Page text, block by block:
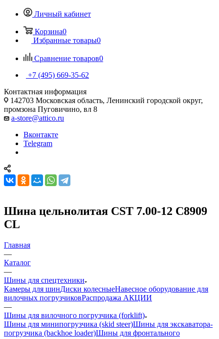
Личный кабинет
Корзина0
Избранные товары0
Сравнение товаров0
+7 (495) 669-35-62
Контактная информация
142703 Московская область, Ленинский городской округ,
промзона Пуговичино, вл 8
a-store@attico.ru
Вконтакте
Telegram
Шина цельнолитая CST 7.00-12 С8909
CL
Главная
—
Каталог
—
Шины для спецтехники
Камеры для шинДиски колесныеНавесное оборудование для
вилочных погрузчиковРаспродажа АКЦИИ
—
Шины для вилочного погрузчика (forklift)
Шины для минипогрузчика (skid steer)Шины для экскаватора-
погрузчика (backhoe loader)Шины для фронтального